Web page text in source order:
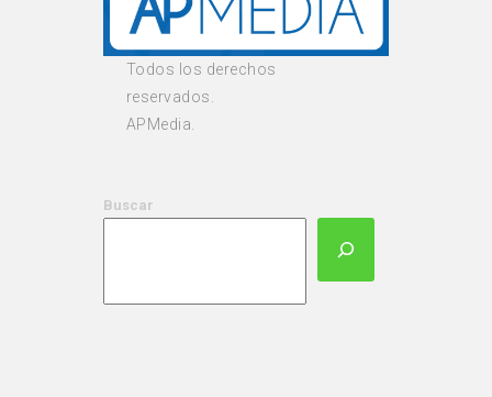
Todos los derechos
reservados.
APMedia.
Buscar